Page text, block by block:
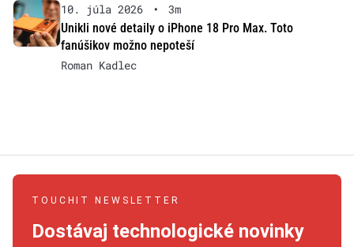
10. júla 2026 •
3m
Unikli nové detaily o iPhone 18 Pro Max. Toto
fanúšikov možno nepoteší
Roman Kadlec
TOUCHIT NEWSLETTER
Dostávaj technologické novinky